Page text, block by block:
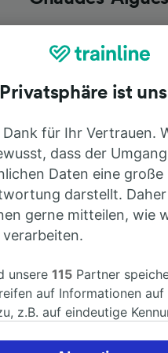
Ferrand
Challes-les-Eaux
Privatsphäre ist
Dank für Ihr Vertrauen.
dass der
Daten eine große
darstellt.
gerne mitteilen, wie
verarbeiten.
unsere115 Partner
auf Informationen auf
z.B. auf eindeutige
Sie können Ihre